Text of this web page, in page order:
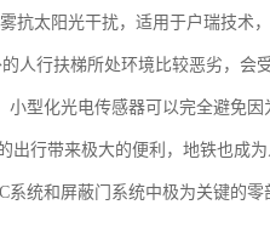
抗太阳光干扰，适用于户瑞技术
人行扶梯所处环境比较恶劣，会
型化光电传感器可以完全避免因
出行带来极大的便利，地铁也成
统和屏蔽门系统中极为关键的零